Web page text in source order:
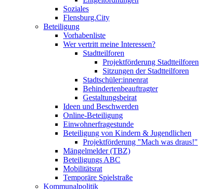
Soziales
Flensburg.City
Beteiligung
Vorhabenliste
Wer vertritt meine Interessen?
Stadtteilforen
Projektförderung Stadtteilforen
Sitzungen der Stadtteilforen
Stadtschüler:innenrat
Behindertenbeauftragter
Gestaltungsbeirat
Ideen und Beschwerden
Online-Beteiligung
Einwohnerfragestunde
Beteiligung von Kindern & Jugendlichen
Projektförderung "Mach was draus!"
Mängelmelder (TBZ)
Beteiligungs ABC
Mobilitätsrat
Temporäre Spielstraße
Kommunalpolitik